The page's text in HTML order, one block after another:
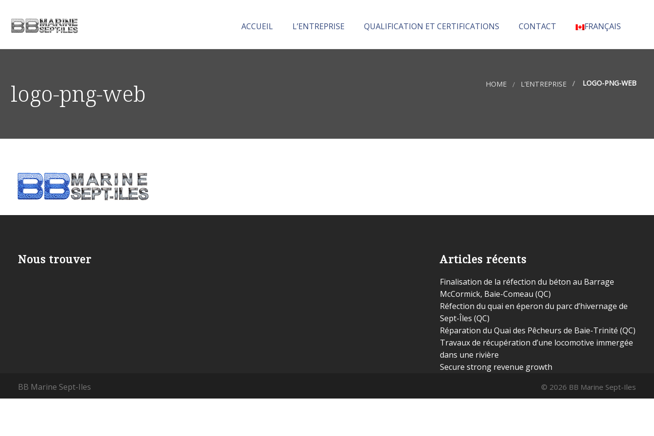
ACCUEIL L’ENTREPRISE QUALIFICATION ET CERTIFICATIONS CONTACT FRANÇAIS
logo-png-web HOME L’ENTREPRISE LOGO-PNG-WEB
Nous trouver Articles récents
Finalisation de la réfection du béton au Barrage
McCormick, Baie-Comeau (QC)
Réfection du quai en éperon du parc d’hivernage de
Sept-Îles (QC)
Réparation du Quai des Pêcheurs de Baie-Trinité (QC)
Travaux de récupération d’une locomotive immergée
dans une rivière
Secure strong revenue growth
BB Marine Sept-Iles
© 2026 BB Marine Sept-Iles